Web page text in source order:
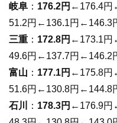
岐阜 ： 176.2円 ←176.4
51.2円←136.1円←146.3
三重 ： 172.8円 ←173.1
49.6円←137.7円←146.2
富山 ： 177.1円 ←175.8
51.6円←130.8円←144.8
石川
： 178.3円 ←176.9